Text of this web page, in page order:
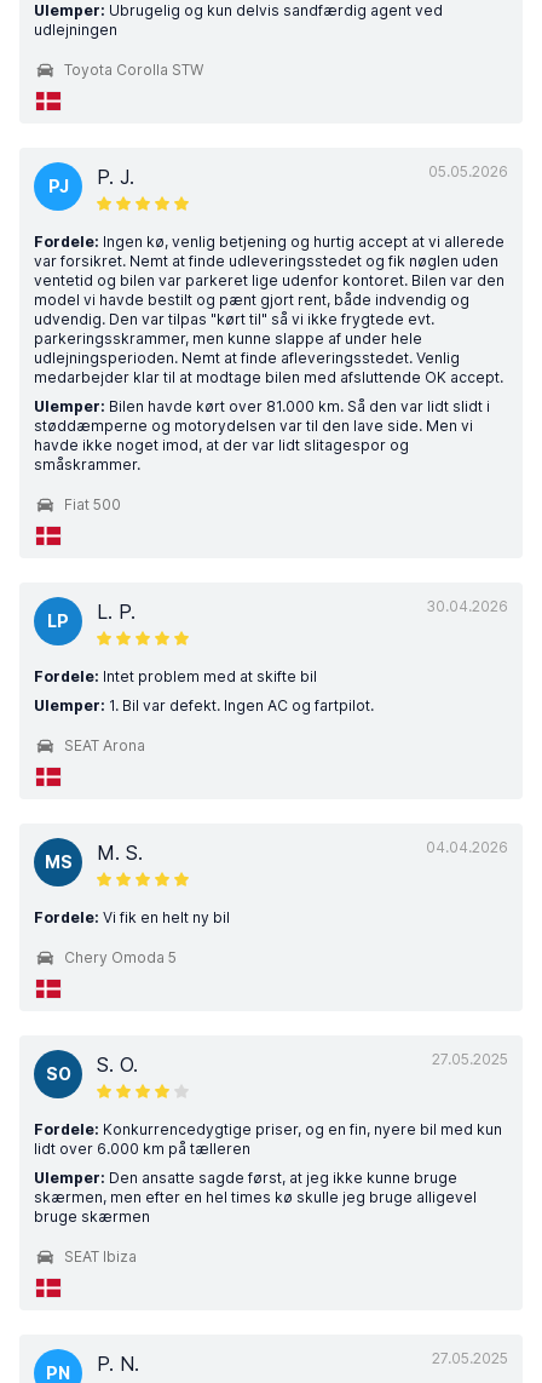
Ulemper: Ubrugelig og kun delvis sandfærdig agent ved
udlejningen
Toyota Corolla STW
05.05.2026
PJ P. J.
Fordele: Ingen kø, venlig betjening og hurtig accept at vi allerede
var forsikret. Nemt at finde udleveringsstedet og fik nøglen uden
ventetid og bilen var parkeret lige udenfor kontoret. Bilen var den
model vi havde bestilt og pænt gjort rent, både indvendig og
udvendig. Den var tilpas "kørt til" så vi ikke frygtede evt.
parkeringsskrammer, men kunne slappe af under hele
udlejningsperioden. Nemt at finde afleveringsstedet. Venlig
medarbejder klar til at modtage bilen med afsluttende OK accept.
Ulemper: Bilen havde kørt over 81.000 km. Så den var lidt slidt i
støddæmperne og motorydelsen var til den lave side. Men vi
havde ikke noget imod, at der var lidt slitagespor og
småskrammer.
Fiat 500
30.04.2026
LP L. P.
Fordele: Intet problem med at skifte bil
Ulemper: 1. Bil var defekt. Ingen AC og fartpilot.
SEAT Arona
04.04.2026
MS M. S.
Fordele: Vi fik en helt ny bil
Chery Omoda 5
27.05.2025
SO S. O.
Fordele: Konkurrencedygtige priser, og en fin, nyere bil med kun
lidt over 6.000 km på tælleren
Ulemper: Den ansatte sagde først, at jeg ikke kunne bruge
skærmen, men efter en hel times kø skulle jeg bruge alligevel
bruge skærmen
SEAT Ibiza
27.05.2025
PN P. N.